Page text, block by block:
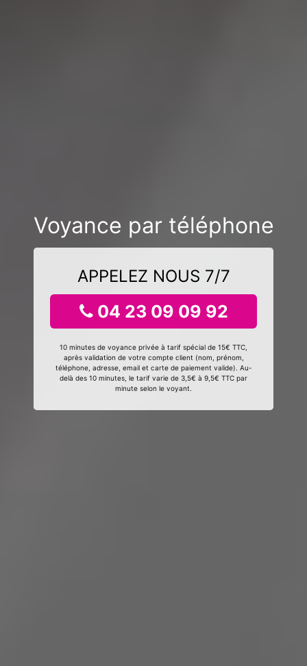
Voyance par téléphone
APPELEZ NOUS 7/7
04 23 09 09 92
10 minutes de voyance privée à tarif spécial de 15€ TTC,
après validation de votre compte client (nom, prénom,
téléphone, adresse, email et carte de paiement valide). Au-
delà des 10 minutes, le tarif varie de 3,5€ à 9,5€ TTC par
minute selon le voyant.